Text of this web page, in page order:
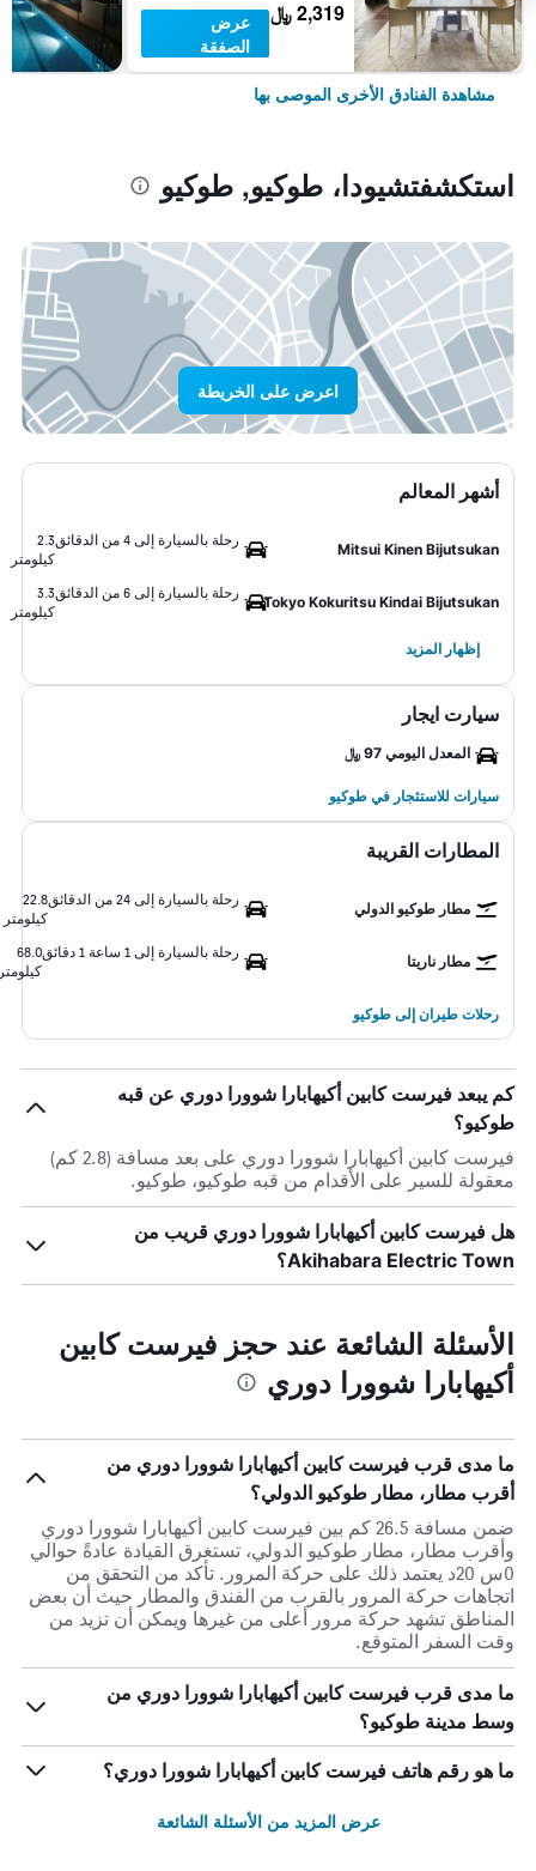
2,319 ﷼
عرض
الصفقة
مشاهدة الفنادق الأخرى الموصى بها
استكشفتشيودا، طوكيو, طوكيو
اعرض على الخريطة
أشهر المعالم
Mitsui Kinen Bijutsukan
رحلة بالسيارة إلى 4 من الدقائق
2.3
كيلومتر
Tokyo Kokuritsu Kindai Bijutsukan
رحلة بالسيارة إلى 6 من الدقائق
3.3
كيلومتر
إظهار المزيد
سيارت ايجار
المعدل اليومي 97 ﷼
سيارات للاستئجار في طوكيو
المطارات القريبة
مطار طوكيو الدولي
رحلة بالسيارة إلى 24 من الدقائق
22.8
كيلومتر
مطار ناريتا
رحلة بالسيارة إلى 1 ساعة 1 دقائق
68.0
رحلات طيران إلى طوكيو
كم يبعد فيرست كابين أكيهابارا شوورا دوري عن قبه
طوكيو؟
فيرست كابين أكيهابارا شوورا دوري على بعد مسافة (2.8 كم)
معقولة للسير على الأقدام من قبه طوكيو، طوكيو.
هل فيرست كابين أكيهابارا شوورا دوري قريب من
Akihabara Electric Town؟
الأسئلة الشائعة عند حجز فيرست كابين
أكيهابارا شوورا دوري
ما مدى قرب فيرست كابين أكيهابارا شوورا دوري من
أقرب مطار، مطار طوكيو الدولي؟
ضمن مسافة 26.5 كم بين فيرست كابين أكيهابارا شوورا دوري
وأقرب مطار، مطار طوكيو الدولي، تستغرق القيادة عادةً حوالي
0س 20د يعتمد ذلك على حركة المرور. تأكد من التحقق من
اتجاهات حركة المرور بالقرب من الفندق والمطار حيث أن بعض
المناطق تشهد حركة مرور أعلى من غيرها ويمكن أن تزيد من
وقت السفر المتوقع.
ما مدى قرب فيرست كابين أكيهابارا شوورا دوري من
وسط مدينة طوكيو؟
ما هو رقم هاتف فيرست كابين أكيهابارا شوورا دوري؟
عرض المزيد من الأسئلة الشائعة